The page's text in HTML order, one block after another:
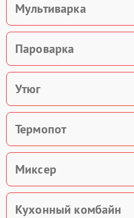
Мультиварка
Пароварка
Утюг
Термопот
Миксер
Кухонный комбайн